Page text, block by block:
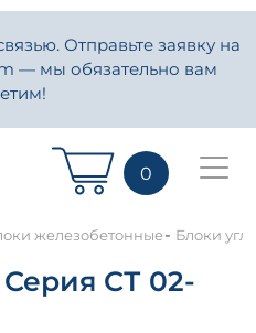
Отправьте заявку на
— мы обязательно вам
0
железобетонные- Блоки
СТ 02-